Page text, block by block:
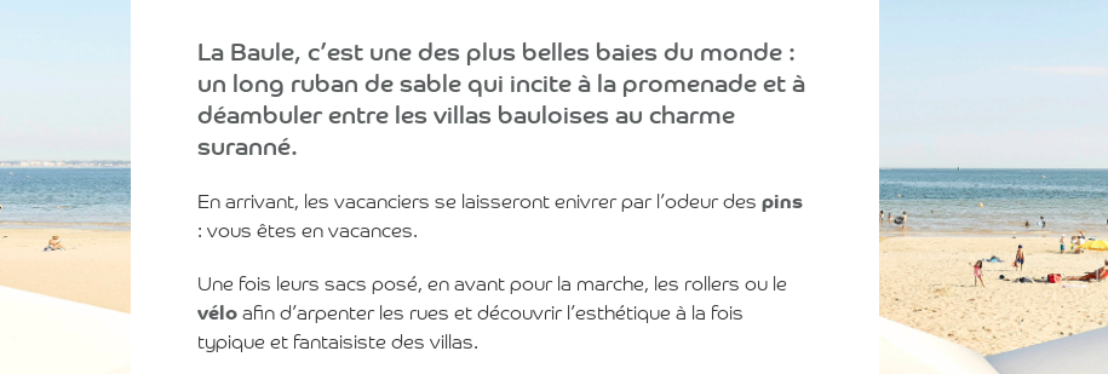
La Baule, c’est une des plus belles baies du monde :
un long ruban de sable qui incite à la promenade et à
déambuler entre les villas bauloises au charme
suranné.
En arrivant, les vacanciers se laisseront enivrer par l’odeur despins
: vous êtes en vacances.
Une fois leurs sacs posé, en avant pour la marche, les rollers ou le
véloafin d’arpenter les rues et découvrir l’esthétique à la fois
typique et fantaisiste des villas.